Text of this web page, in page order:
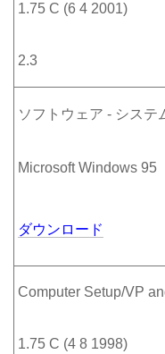
1.75 C (6 4 2001)
2.3
ソフトウェア - システ
Microsoft Windows 95
ダウンロード
Computer Setup/VP
1.75 C (4 8 1998)